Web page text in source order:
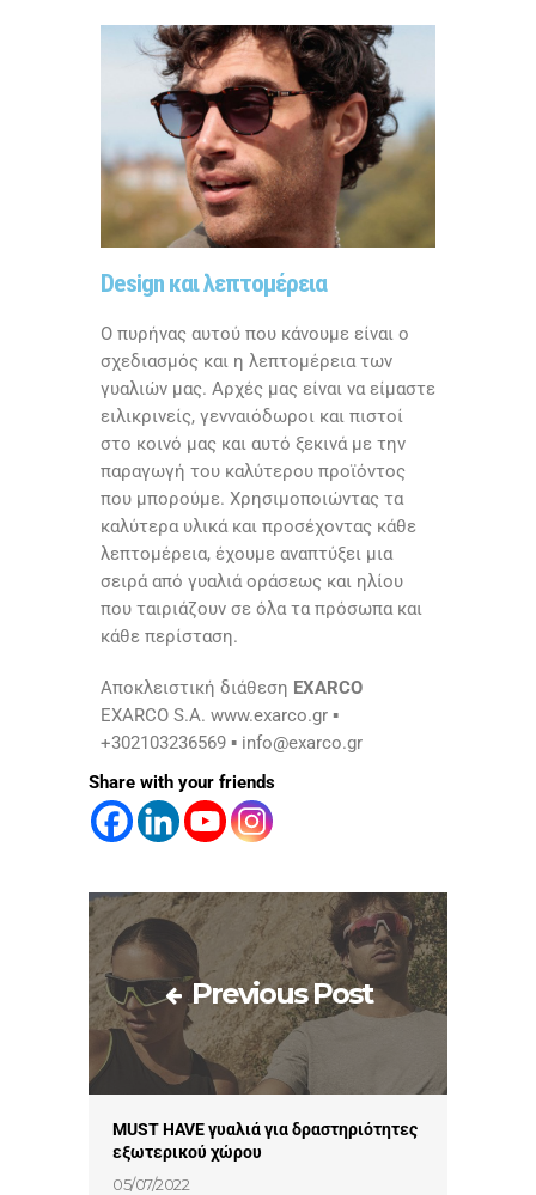
Design και λεπτομέρεια
Ο πυρήνας αυτού που κάνουμε είναι ο
σχεδιασμός και η λεπτομέρεια των
γυαλιών μας. Αρχές μας είναι να είμαστε
ειλικρινείς, γενναιόδωροι και πιστοί
στο κοινό μας και αυτό ξεκινά με την
παραγωγή του καλύτερου προϊόντος
που μπορούμε. Χρησιμοποιώντας τα
καλύτερα υλικά και προσέχοντας κάθε
λεπτομέρεια, έχουμε αναπτύξει μια
σειρά από γυαλιά οράσεως και ηλίου
που ταιριάζουν σε όλα τα πρόσωπα και
κάθε περίσταση.
Αποκλειστική διάθεση EXARCO
EXARCO S.A. www.exarco.gr ▪
+302103236569 ▪ info@exarco.gr
Share with your friends
Previous Post
MUST HAVE γυαλιά για δραστηριότητες
εξωτερικού χώρου
05/07/2022